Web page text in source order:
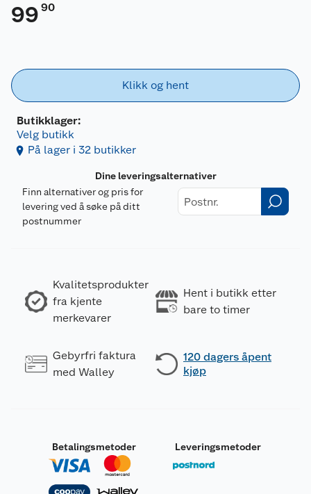
99 90
Klikk og hent
Butikklager:
Velg butikk
På lager i 32 butikker
Dine leveringsalternativer
Finn alternativer og pris for
levering ved å søke på ditt
postnummer
Kvalitetsprodukter
fra kjente
merkevarer
Hent i butikk etter
bare to timer
Gebyrfri faktura
med Walley
120 dagers åpent
kjøp
Betalingsmetoder Leveringsmetoder